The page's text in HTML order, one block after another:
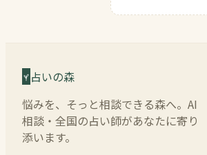
占いの森
悩みを、そっと相談できる森へ。AI
相談・全国の占い師があなたに寄り
添います。